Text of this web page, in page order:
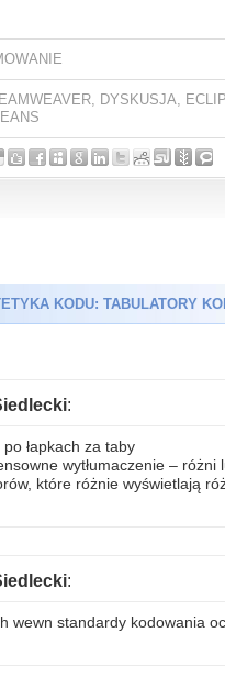
, DYSKUSJA,
KODU: TABULATORY
:
łapkach za taby
wytłumaczenie – różni
które różnie wyświetlają
:
wewn standardy kodowania